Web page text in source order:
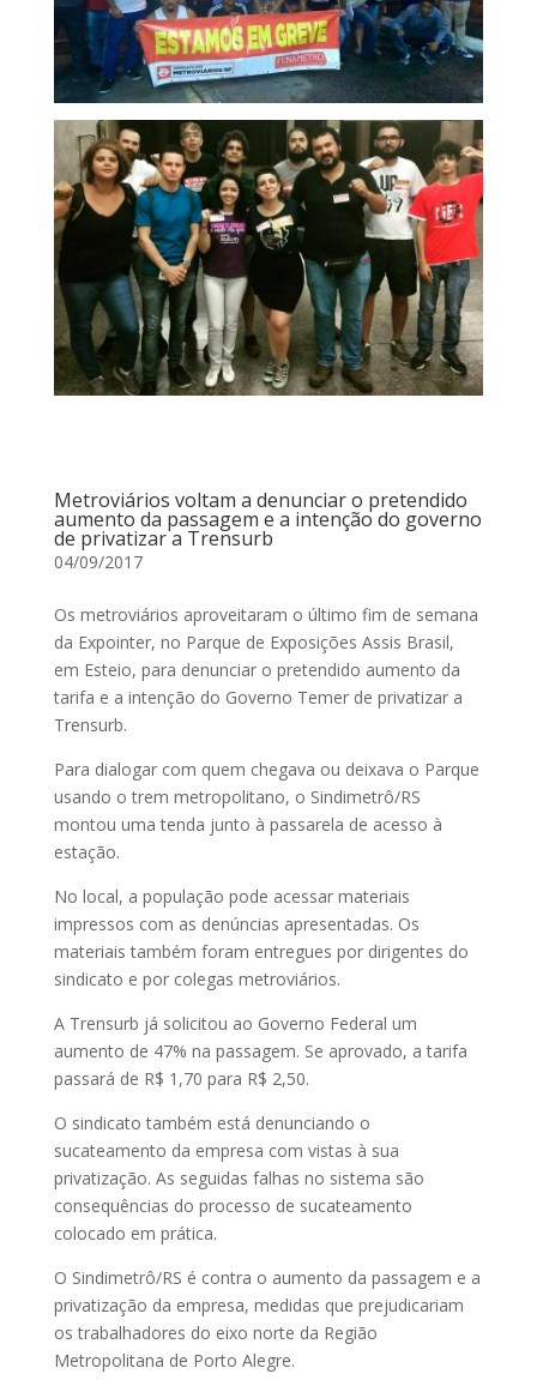
Metroviários voltam a denunciar o pretendido
aumento da passagem e a intenção do governo
de privatizar a Trensurb
04/09/2017
Os metroviários aproveitaram o último fim de semana
da Expointer, no Parque de Exposições Assis Brasil,
em Esteio, para denunciar o pretendido aumento da
tarifa e a intenção do Governo Temer de privatizar a
Trensurb.
Para dialogar com quem chegava ou deixava o Parque
usando o trem metropolitano, o Sindimetrô/RS
montou uma tenda junto à passarela de acesso à
estação.
No local, a população pode acessar materiais
impressos com as denúncias apresentadas. Os
materiais também foram entregues por dirigentes do
sindicato e por colegas metroviários.
A Trensurb já solicitou ao Governo Federal um
aumento de 47% na passagem. Se aprovado, a tarifa
passará de R$ 1,70 para R$ 2,50.
O sindicato também está denunciando o
sucateamento da empresa com vistas à sua
privatização. As seguidas falhas no sistema são
consequências do processo de sucateamento
colocado em prática.
O Sindimetrô/RS é contra o aumento da passagem e a
privatização da empresa, medidas que prejudicariam
os trabalhadores do eixo norte da Região
Metropolitana de Porto Alegre.